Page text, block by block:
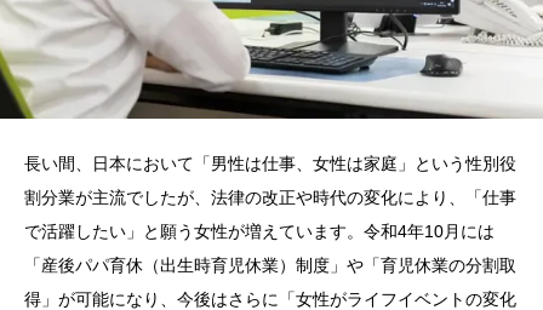
長い間、日本において「男性は仕事、女性は家庭」という性別役
割分業が主流でしたが、法律の改正や時代の変化により、「仕事
で活躍したい」と願う女性が増えています。令和4年10月には
「産後パパ育休（出生時育児休業）制度」や「育児休業の分割取
得」が可能になり、今後はさらに「女性がライフイベントの変化